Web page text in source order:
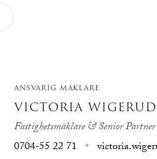
ANSVARIG MÄKLARE
VICTORIA WIGERUD
Fastighetsmäklare & Senior Partner
0704-55 22 71